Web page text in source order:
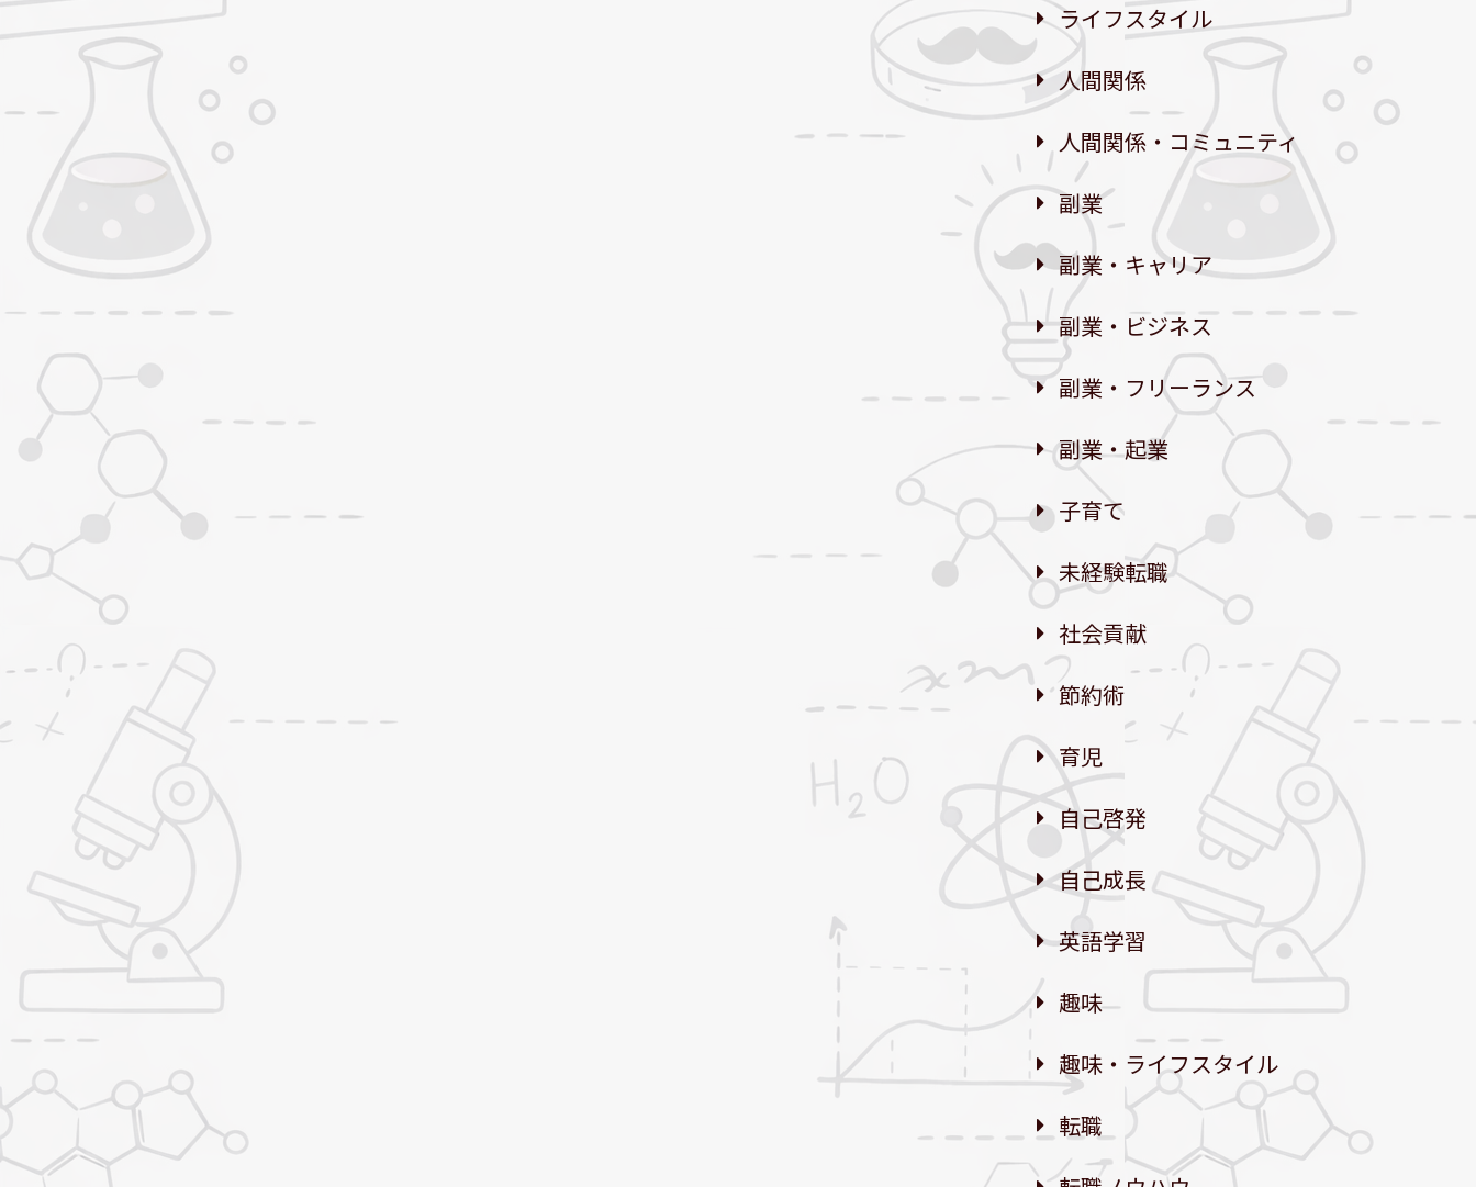
ライフスタイル
人間関係
人間関係・コミュニティ
副業
副業・キャリア
副業・ビジネス
副業・フリーランス
副業・起業
子育て
未経験転職
社会貢献
節約術
育児
自己啓発
自己成長
英語学習
趣味
趣味・ライフスタイル
転職